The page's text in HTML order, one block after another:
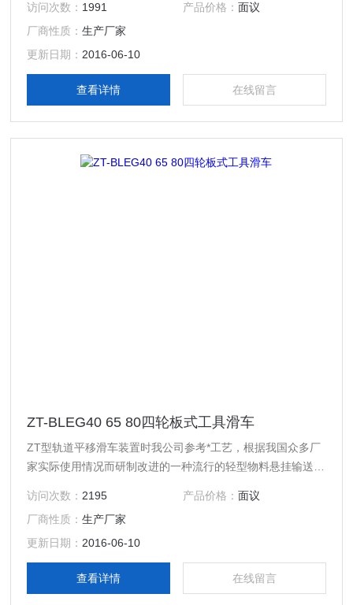
的滑车运行来实现物料的悬挂和移动。
访问次数： 1991 产品价格： 面议
厂商性质：生产厂家
更新日期： 2016-06-10
查看详情 在线留言
ZT-BLEG40 65 80四轮板式工具滑车
ZT型轨道平移滑车装置时我公司参考*工艺，根据我国众多厂
家实际使用情况而研制改进的一种流行的轻型物料悬挂输送系
的滑车运行来实现物料的悬挂和移动。
访问次数： 2195 产品价格： 面议
厂商性质：生产厂家
更新日期： 2016-06-10
查看详情 在线留言